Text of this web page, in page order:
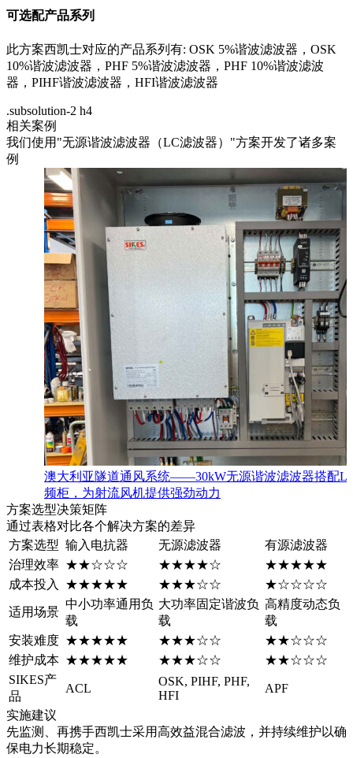
可选配产品系列
此方案西凯士对应的产品系列有: OSK 5%谐波滤波器，OSK
10%谐波滤波器，PHF 5%谐波滤波器，PHF 10%谐波滤波
器，PIHF谐波滤波器，HFI谐波滤波器
.subsolution-2 h4
相关案例
我们使用"无源谐波滤波器（LC滤波器）"方案开发了诸多案
例
澳大利亚隧道通风系统——30kW无源谐波滤波器搭配
频柜，为射流风机提供强劲动力
方案选型决策矩阵
通过表格对比各个解决方案的差异
方案选型 输入电抗器 无源滤波器
有源滤波器
治理效率 ★★☆☆☆ ★★★★☆
★★★★★
成本投入
★★★★★ ★★★☆☆ ★☆☆☆☆
适用场景
中小功率通用负
载
大功率固定谐波负
载
高精度动态负
载
安装难度 ★★★★★ ★★★☆☆
★★☆☆☆
维护成本 ★★★★★ ★★★☆☆
★★☆☆☆
SIKES产
品
ACL
OSK, PIHF, PHF,
HFI
APF
实施建议
先监测、再携手西凯士采用高效益混合滤波，并持续维护以确
保电力长期稳定。